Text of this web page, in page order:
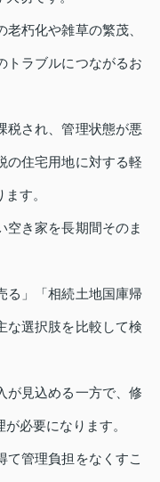
朽化や雑草の繁茂、
トラブルにつながるお
税され、管理状態が悪
の住宅用地に対する軽
す。
空き家を長期間そのま
る」「相続土地国庫帰
な選択肢を比較して検
が見込める一方で、修
必要になります。
て管理負担をなくすこ